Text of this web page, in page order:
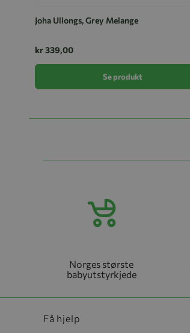
Joha Ullongs, Grey Melange
kr 339,00
Se produkt
Norges største
babyutstyrkjede
Få hjelp